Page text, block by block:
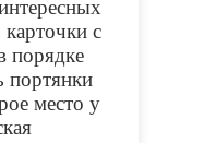
с
порядке
портянки
место у